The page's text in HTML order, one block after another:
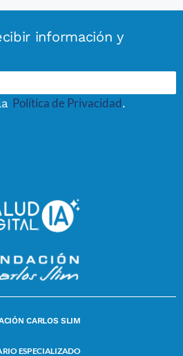
información y
Política de Privacidad.
CARLOS SLIM
ESPECIALIZADO